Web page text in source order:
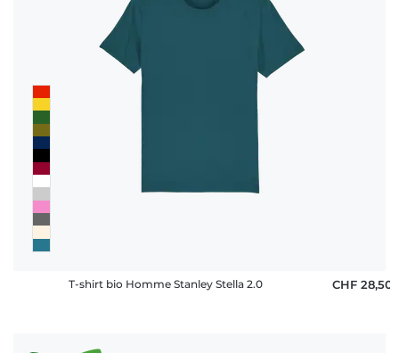
T-shirt bio Homme Stanley Stella 2.0 CHF 28,50